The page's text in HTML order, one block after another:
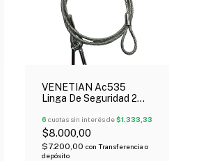
VENETIAN Ac535
Linga De Seguridad 2
6 cuotas sin interés de$1.333,33
$8.000,00
$7.200,00 con Transferencia o
depósito